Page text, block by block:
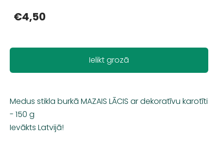
€4,50
Ielikt grozā
Medus stikla burkā MAZAIS LĀCIS ar dekoratīvu karotīti
- 150 g
Ievākts Latvijā!